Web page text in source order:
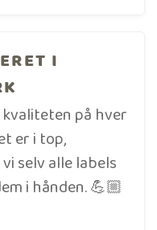
I
på hver
er i top,
selv alle labels
i hånden. 💪🏼